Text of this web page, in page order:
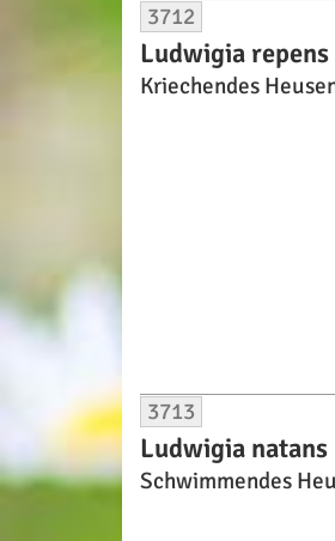
3712
Ludwigia repens
Kriechendes
3713
Ludwigia natans
Schwimmendes